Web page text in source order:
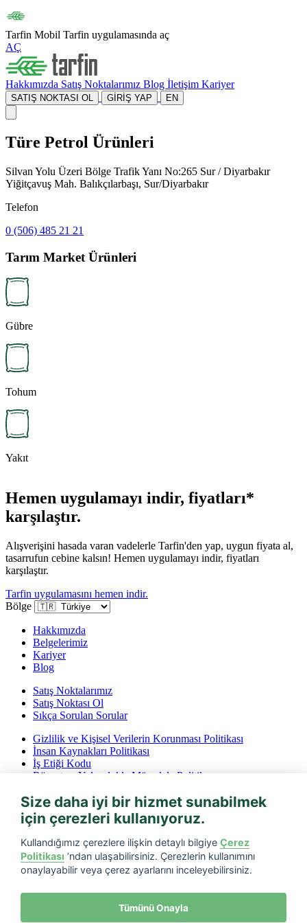
Tarfin Mobil Tarfin uygulamasında aç
AÇ
Hakkımızda Satış Noktalarımız Blog İletişim Kariyer
SATIŞ NOKTASI OL GİRİŞ YAP EN
Türe Petrol Ürünleri
Silvan Yolu Üzeri Bölge Trafik Yanı No:265 Sur / Diyarbakır
Yiğitçavuş Mah. Balıkçılarbaşı, Sur/Diyarbakır
Telefon
0 (506) 485 21 21
Tarım Market Ürünleri
Gübre
Tohum
Yakıt
Hemen uygulamayı indir, fiyatları*
karşılaştır.
Alışverişini hasada varan vadelerle Tarfin'den yap, uygun fiyata al,
tasarrufun cebine kalsın! Hemen uygulamayı indir, fiyatları
karşılaştır.
Tarfin uygulamasını hemen indir.
Bölge
Hakkımızda
Belgelerimiz
Kariyer
Blog
Satış Noktalarımız
Satış Noktası Ol
Sıkça Sorulan Sorular
Gizlilik ve Kişisel Verilerin Korunması Politikası
İnsan Kaynakları Politikası
İş Etiği Kodu
Rüşvet ve Yolsuzlukla Mücadele Politikası
Bilgi Toplumu Hizmetleri
Tarfin mobil’i indirin
Size daha iyi bir hizmet sunabilmek
için çerezleri kullanıyoruz.
Kullandığımız çerezlere ilişkin detaylı bilgiye Çerez
Politikası ’ndan ulaşabilirsiniz. Çerezlerin kullanımını
onaylayabilir veya çerez ayarlarını inceleyebilirsiniz.
Tümünü Onayla